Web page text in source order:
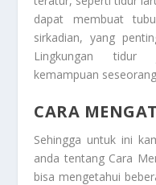
dapat membuat
sirkadian, yang
Lingkungan tidur
kemampuan
CARA
Sehingga untuk ini
anda tentang Cara
bisa mengetahui